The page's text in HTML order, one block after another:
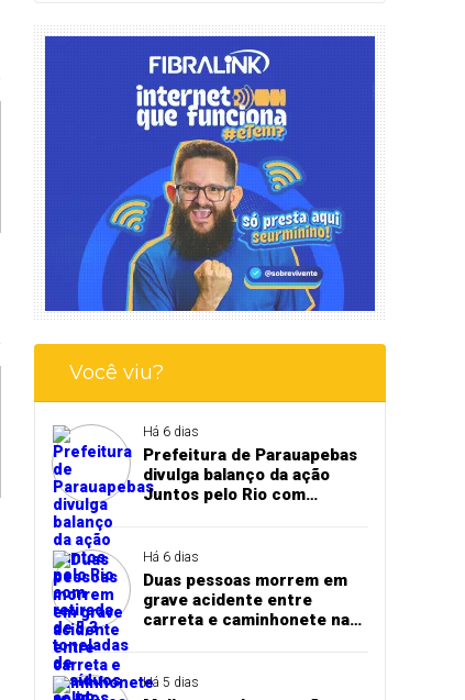
Você viu?
Há 6 dias
Prefeitura de Parauapebas
divulga balanço da ação
Juntos pelo Rio com
Há 6 dias
Duas pessoas morrem em
grave acidente entre
carreta e caminhonete na
Há 5 dias